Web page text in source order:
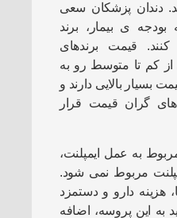
دندان پزشکان سعی
ی بیمار، برند
قیمت برندهای
از کم تا متوسط رو به
بسیار بالایی دارند و
گران قیمت قرار
به عمل ایمپلنت،
مربوط نمی شود.
هزینه دارو و دستمزد
به این پروسه، اضافه